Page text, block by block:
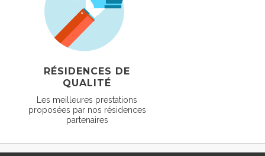
RÉSIDENCES DE
QUALITÉ
Les meilleures prestations
proposées par nos résidences
partenaires